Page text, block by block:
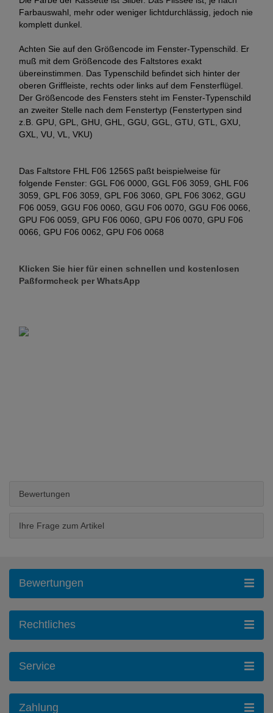
Farbauswahl, mehr oder weniger lichtdurchlässig, jedoch nie
komplett dunkel.
Achten Sie auf den Größencode im Fenster-Typenschild. Er
muß mit dem Größencode des Faltstores exakt
übereinstimmen. Das Typenschild befindet sich hinter der
oberen Griffleiste, rechts oder links auf dem Fensterflügel.
Der Größencode des Fensters steht im Fenster-Typenschild
an zweiter Stelle nach dem Fenstertyp (Fenstertypen sind
z.B. GPU, GPL, GHU, GHL, GGU, GGL, GTU, GTL, GXU,
GXL, VU, VL, VKU)
Das Faltstore FHL F06 1256S paßt beispielweise für
folgende Fenster: GGL F06 0000, GGL F06 3059, GHL F06
3059, GPL F06 3059, GPL F06 3060, GPL F06 3062, GGU
F06 0059, GGU F06 0060, GGU F06 0070, GGU F06 0066,
GPU F06 0059, GPU F06 0060, GPU F06 0070, GPU F06
0066, GPU F06 0062, GPU F06 0068
Klicken Sie hier für einen schnellen und kostenlosen
Paßformcheck per WhatsApp
Bewertungen
Ihre Frage zum Artikel
Bewertungen
Rechtliches
Service
Zahlung